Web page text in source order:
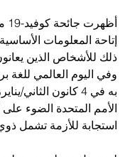
إتاحة المعلومات
ذلك للأشخاص الذين
وفي اليوم العالمي للغة
به في 4 كانون
الأمم المتحدة الضوء على
استجابة للأزمة تشمل